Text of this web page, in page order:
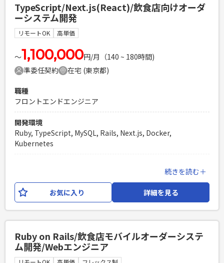
・基本設計からテストまでのご経験
PHPを用いたWebサービスの開発経験4年以上
Laravelを用いた開発経験1年以上
TypeScript/Next.js(React)/飲食店向けオーダ
ーシステム開発
リモートOK 高単価
〜1,100,000円/月（140 ~ 180時間)
準委任契約
在宅 (東京都)
職種
フロントエンドエンジニア
開発環境
Ruby, TypeScript, MySQL, Rails, Next.js, Docker,
Kubernetes
利用者数No.1の有名グルメサイトのテーブルオーダーシステ
ムの機能開発/運用/保守をお願いいたします。 2022年7月に正
式リリースした新規プロダクトで、継続して機能開発を進めて
改善提案などから、 設計・実装・リリースまでを一貫して担
当いただきます。 勤務はリモート中心で、気軽にチャット・
ビデオ通話等でコミュケーションを取りながらのチーム開発
続きを読む＋
お気に入り 詳細を見る
Ruby on Rails/飲食店モバイルオーダーシステ
ム開発/Webエンジニア